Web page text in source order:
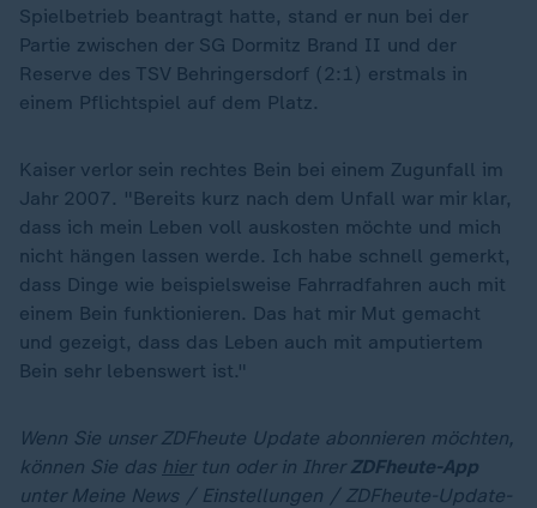
Spielbetrieb beantragt hatte, stand er nun bei der
Partie zwischen der SG Dormitz Brand II und der
Reserve des TSV Behringersdorf (2:1) erstmals in
einem Pflichtspiel auf dem Platz.
Kaiser verlor sein rechtes Bein bei einem Zugunfall im
Jahr 2007. "Bereits kurz nach dem Unfall war mir klar,
dass ich mein Leben voll auskosten möchte und mich
nicht hängen lassen werde. Ich habe schnell gemerkt,
dass Dinge wie beispielsweise Fahrradfahren auch mit
einem Bein funktionieren. Das hat mir Mut gemacht
und gezeigt, dass das Leben auch mit amputiertem
Bein sehr lebenswert ist."
Wenn Sie unser ZDFheute Update abonnieren möchten,
können Sie das hiertun oder in Ihrer ZDFheute-App
unter Meine News / Einstellungen / ZDFheute-Update-